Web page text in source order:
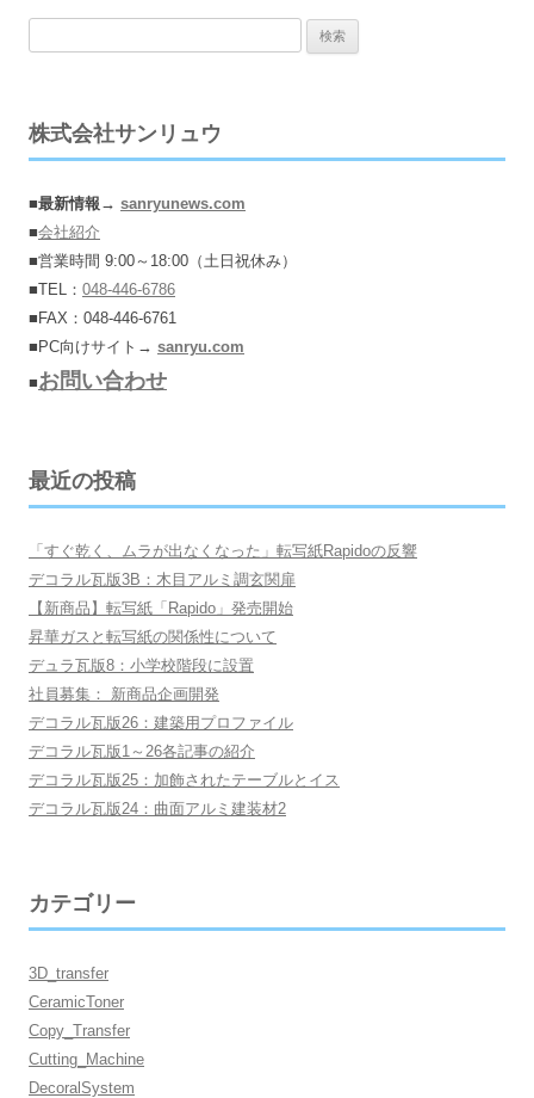
ョ
株式会社サンリュウ
■最新情報→ sanryunews.com
■会社紹介
■営業時間 9:00～18:00（土日祝休み）
■TEL： 048-446-6786
■FAX：048-446-6761
■PC向けサイト→ sanryu.com
■お問い合わせ
最近の投稿
「すぐ乾く、ムラが出なくなった」転写紙Rapidoの反響
デコラル瓦版3B：木目アルミ調玄関扉
【新商品】転写紙「Rapido」発売開始
昇華ガスと転写紙の関係性について
デュラ瓦版8：小学校階段に設置
社員募集： 新商品企画開発
デコラル瓦版26：建築用プロファイル
デコラル瓦版1～26各記事の紹介
デコラル瓦版25：加飾されたテーブルとイス
デコラル瓦版24：曲面アルミ建装材2
カテゴリー
3D_transfer
CeramicToner
Copy_Transfer
Cutting_Machine
DecoralSystem